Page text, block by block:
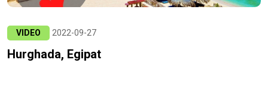
VIDEO 2022-09-27
Hurghada, Egipat